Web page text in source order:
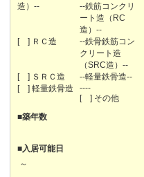
造）--
--鉄筋コンクリ
ート造（RC
造）--
[ ] ＲＣ造
--鉄骨鉄筋コン
クリート造
（SRC造）--
[ ] ＳＲＣ造
--軽量鉄骨造--
[ ] 軽量鉄骨造
----
[ ] その他
■築年数
■入居可能日
～